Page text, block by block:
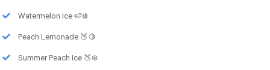
Watermelon Ice 🍉❄️
Peach Lemonade 🍑🍋
Summer Peach Ice 🍑❄️